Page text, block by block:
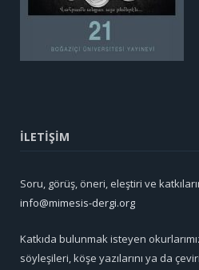
İLETİŞİM
Soru, görüş, öneri, eleştiri ve
info@mimesis-dergi.org
Katkıda bulunmak isteyen
söyleşileri, köşe yazılarını ya da